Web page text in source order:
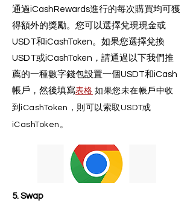
通過iCashRewards進行的每次購買均可獲
得額外的獎勵。您可以選擇兌現現金或
USDT和iCashToken。如果您選擇兌換
USDT或iCashToken，請通過以下我們推
薦的一種數字錢包設置一個USDT和iCash
帳戶，然後填寫表格 如果您未在帳戶中收
到iCashToken，則可以索取USDT或
iCashToken。
5. Swap